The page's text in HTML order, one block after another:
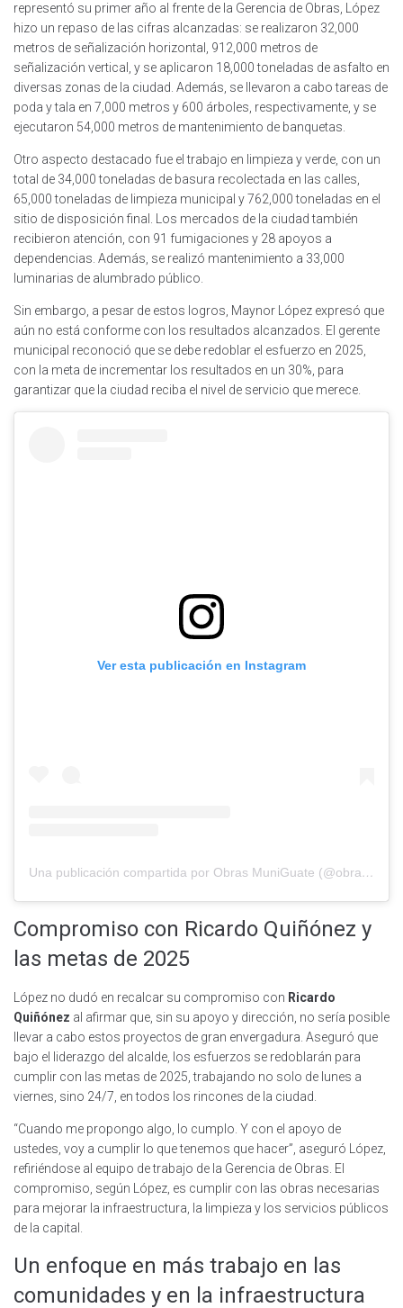
representó su primer año al frente de la Gerencia de Obras, López
hizo un repaso de las cifras alcanzadas: se realizaron 32,000
metros de señalización horizontal, 912,000 metros de
señalización vertical, y se aplicaron 18,000 toneladas de asfalto en
diversas zonas de la ciudad. Además, se llevaron a cabo tareas de
poda y tala en 7,000 metros y 600 árboles, respectivamente, y se
ejecutaron 54,000 metros de mantenimiento de banquetas.
Otro aspecto destacado fue el trabajo en limpieza y verde, con un
total de 34,000 toneladas de basura recolectada en las calles,
65,000 toneladas de limpieza municipal y 762,000 toneladas en el
sitio de disposición final. Los mercados de la ciudad también
recibieron atención, con 91 fumigaciones y 28 apoyos a
dependencias. Además, se realizó mantenimiento a 33,000
luminarias de alumbrado público.
Sin embargo, a pesar de estos logros, Maynor López expresó que
aún no está conforme con los resultados alcanzados. El gerente
municipal reconoció que se debe redoblar el esfuerzo en 2025,
con la meta de incrementar los resultados en un 30%, para
garantizar que la ciudad reciba el nivel de servicio que merece.
Ver esta publicación en Instagram
Una publicación compartida por Obras MuniGuate (@obras_muniguate)
Compromiso con Ricardo Quiñónez y
las metas de 2025
López no dudó en recalcar su compromiso con Ricardo
Quiñónez al afirmar que, sin su apoyo y dirección, no sería posible
llevar a cabo estos proyectos de gran envergadura. Aseguró que
bajo el liderazgo del alcalde, los esfuerzos se redoblarán para
cumplir con las metas de 2025, trabajando no solo de lunes a
viernes, sino 24/7, en todos los rincones de la ciudad.
“Cuando me propongo algo, lo cumplo. Y con el apoyo de
ustedes, voy a cumplir lo que tenemos que hacer”, aseguró López,
refiriéndose al equipo de trabajo de la Gerencia de Obras. El
compromiso, según López, es cumplir con las obras necesarias
para mejorar la infraestructura, la limpieza y los servicios públicos
de la capital.
Un enfoque en más trabajo en las
comunidades y en la infraestructura